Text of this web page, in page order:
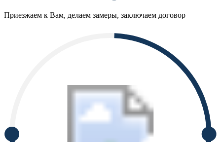
Приезжаем к Вам, делаем замеры, заключаем договор